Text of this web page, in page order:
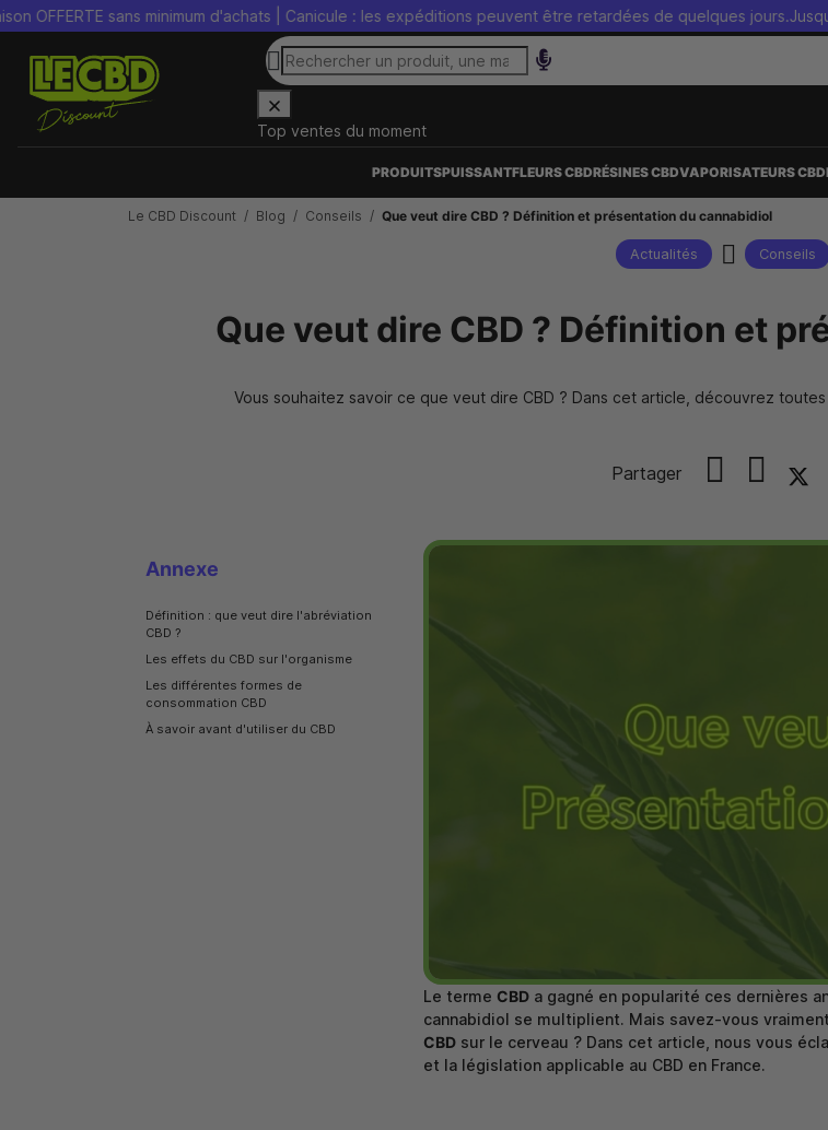
sans minimum d'achats | Canicule : les expéditions peuvent être retardées de quelques jours.Jusqu'à -70%
Top ventes du moment
PRODUITSPUISSANTFLEURS CBDRÉSINES CBDVAPORISATEURS CBD
Le CBD Discount Blog Conseils Que veut dire CBD ? Définition et présentation du cannabidiol
Actualités Conseils
Que veut dire CBD ? Définition et
Vous souhaitez savoir ce que veut dire CBD ? Dans cet article, découvrez
Partager
Annexe
Définition : que veut dire l'abréviation
CBD ?
Les effets du CBD sur l'organisme
Les différentes formes de
consommation CBD
À savoir avant d'utiliser du CBD
Le terme CBD a gagné en popularité ces dernières
cannabidiol se multiplient. Mais savez-vous
CBD sur le cerveau ? Dans cet article, nous vous
et la législation applicable au CBD en France.